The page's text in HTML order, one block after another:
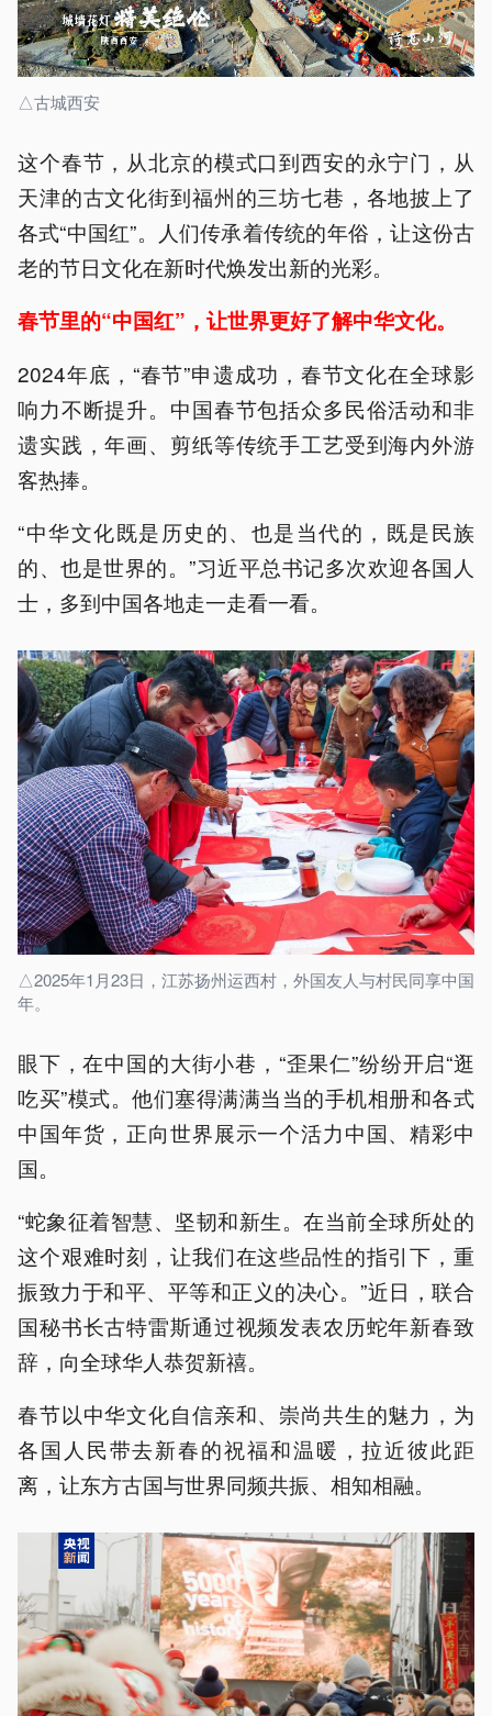
△古城西安
这个春节，从北京的模式口到西安的永宁门，从
天津的古文化街到福州的三坊七巷，各地披上了
各式“中国红”。人们传承着传统的年俗，让这份古
老的节日文化在新时代焕发出新的光彩。
春节里的“中国红”，让世界更好了解中华文化。
2024年底，“春节”申遗成功，春节文化在全球影
响力不断提升。中国春节包括众多民俗活动和非
遗实践，年画、剪纸等传统手工艺受到海内外游
客热捧。
“中华文化既是历史的、也是当代的，既是民族
的、也是世界的。”习近平总书记多次欢迎各国人
士，多到中国各地走一走看一看。
△2025年1月23日，江苏扬州运西村，外国友人与村民同享中国
年。
眼下，在中国的大街小巷，“歪果仁”纷纷开启“逛
吃买”模式。他们塞得满满当当的手机相册和各式
中国年货，正向世界展示一个活力中国、精彩中
国。
“蛇象征着智慧、坚韧和新生。在当前全球所处的
这个艰难时刻，让我们在这些品性的指引下，重
振致力于和平、平等和正义的决心。”近日，联合
国秘书长古特雷斯通过视频发表农历蛇年新春致
辞，向全球华人恭贺新禧。
春节以中华文化自信亲和、崇尚共生的魅力，为
各国人民带去新春的祝福和温暖，拉近彼此距
离，让东方古国与世界同频共振、相知相融。